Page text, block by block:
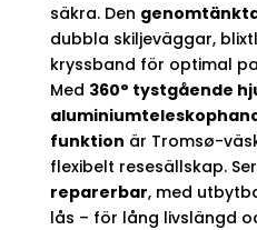
säkra. Den
dubbla skiljeväggar,
kryssband för optimal
Med 360° tystgående
funktion är Tromsø-
flexibelt resesällskap.
reparerbar, med
lås – för lång livslängd